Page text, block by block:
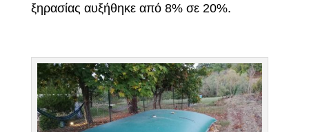
ξηρασίας αυξήθηκε από 8% σε 20%.